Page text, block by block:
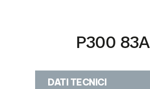
P300 83A
DATI TECNICI